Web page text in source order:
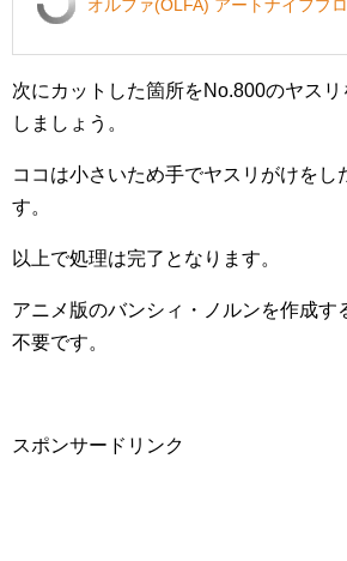
オルファ(OLFA) アートナイフプ
次にカットした箇所をNo.800のヤス
しましょう。
ココは小さいため手でヤスリがけをし
す。
以上で処理は完了となります。
アニメ版のバンシィ・ノルンを作成す
不要です。
スポンサードリンク